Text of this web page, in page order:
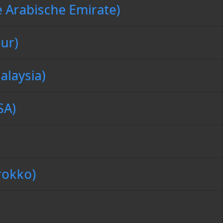
Arabische Emirate)